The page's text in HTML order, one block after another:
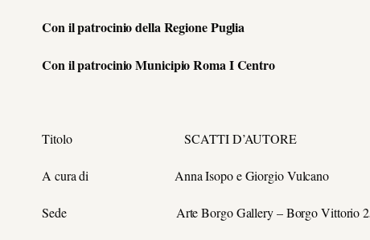
Con il patrocinio della Regione Puglia
Con il patrocinioMunicipio Roma I Centro
Titolo SCATTI D’AUTORE
A cura di Anna Isopo e Giorgio Vulcano
Sede Arte Borgo Gallery – Borgo Vittorio 25